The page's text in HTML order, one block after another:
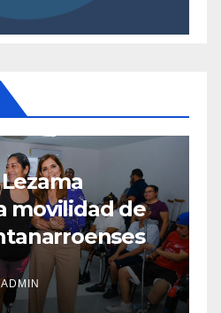
movilidad de
ADMIN